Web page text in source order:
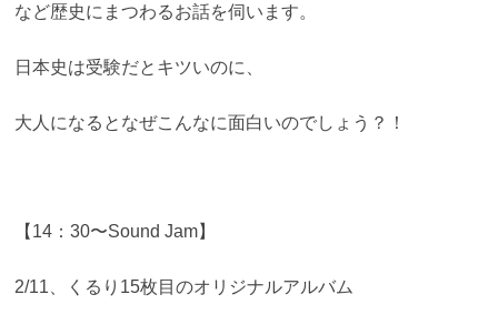
など歴史にまつわるお話を伺います。
日本史は受験だとキツいのに、
大人になるとなぜこんなに面白いのでしょう？！
【14：30〜Sound Jam】
2/11、くるり15枚目のオリジナルアルバム